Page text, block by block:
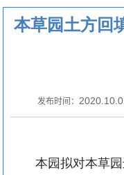
本草园土方回
发布时间：
本园拟对本草园